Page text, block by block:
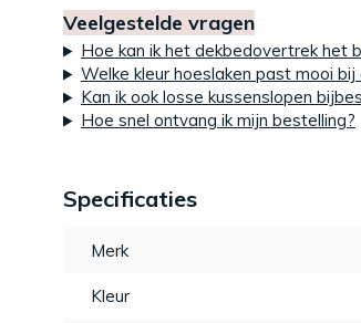
Veelgestelde vragen
Hoe kan ik het dekbedovertrek het
Welke kleur hoeslaken past mooi
Kan ik ook losse kussenslopen
Hoe snel ontvang ik mijn bestelling?
Specificaties
Merk
Kleur